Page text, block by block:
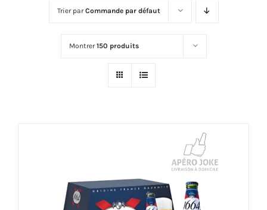
Trier parCommande par défaut
Montrer150 produits